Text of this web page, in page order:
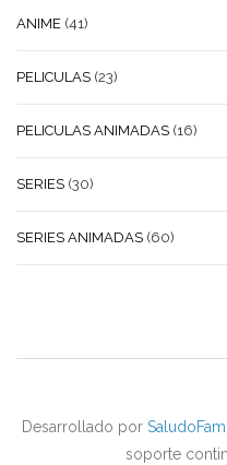
ANIME (41)
PELICULAS (23)
PELICULAS ANIMADAS (16)
SERIES (30)
SERIES ANIMADAS (60)
Desarrollado por
soporte